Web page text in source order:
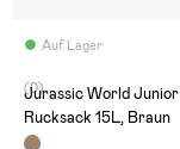
Auf Lager
(0)
Jurassic World Junior
Rucksack 15L, Braun